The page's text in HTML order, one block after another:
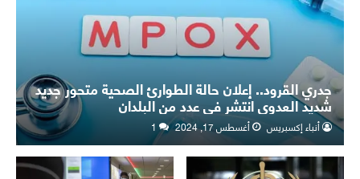
جدري القرود.. إعلان حالة الطوارئ الصحية متحور جديد
شديد العدوى انتشر في عدد من البلدان
أنباء إكسبريس أغسطس 17, 2024 1